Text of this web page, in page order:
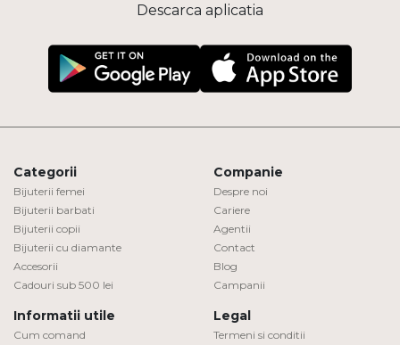
Descarca aplicatia
Categorii
Bijuterii femei
Bijuterii barbati
Bijuterii copii
Bijuterii cu diamante
Accesorii
Cadouri sub 500 lei
Companie
Despre noi
Cariere
Agentii
Contact
Blog
Campanii
Informatii utile
Cum comand
Legal
Termeni si conditii